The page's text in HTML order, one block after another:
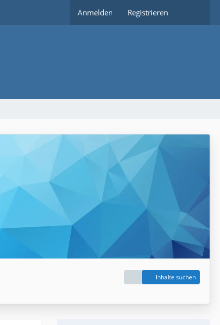
Anmelden Registrieren
Inhalte suchen